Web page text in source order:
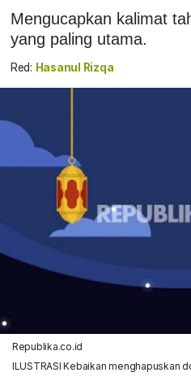
Mengucapkan kalimat
yang paling utama.
Red: Hasanul Rizqa
Republika.co.id
ILUSTRASI Kebaikan menghapuskan